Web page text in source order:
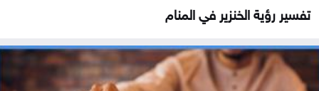
تفسير رؤية الخنزير في المنام